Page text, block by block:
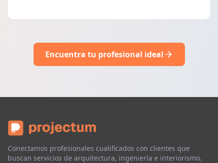
Encuentra tu profesional ideal
Conectamos profesionales cualificados con clientes que
buscan servicios de arquitectura, ingeniería e interiorismo.